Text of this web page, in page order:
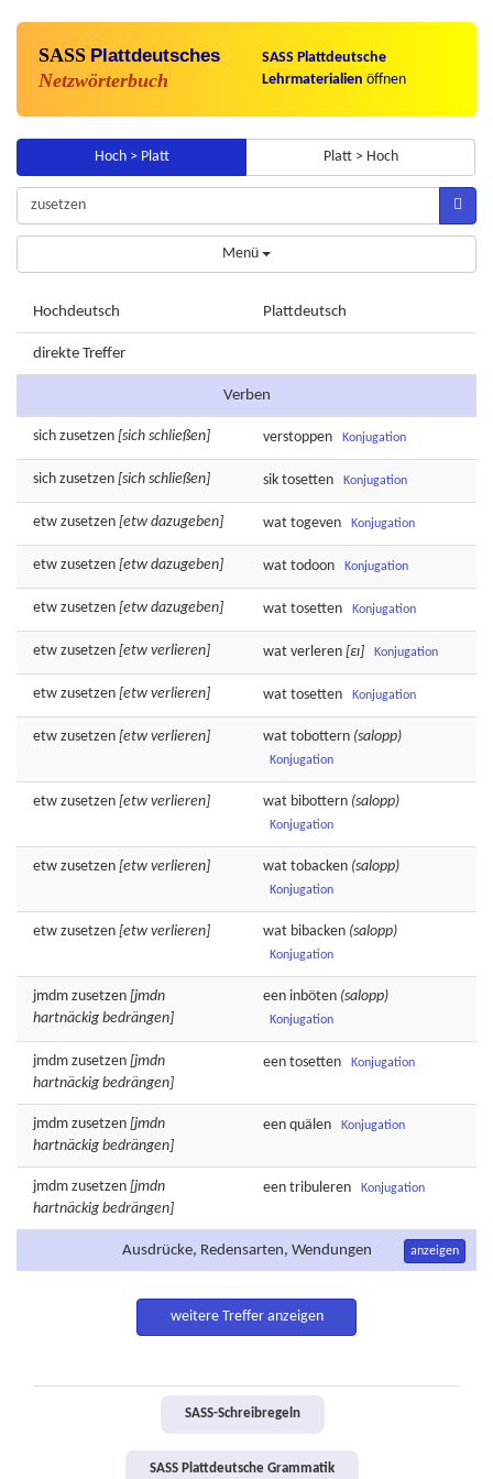
SASS Plattdeutsches
Netzwörterbuch
SASS Plattdeutsche
Lehrmaterialien öffnen
Hoch > Platt Platt > Hoch
Menü
Hochdeutsch Plattdeutsch
direkte Treffer
Verben
sich zusetzen [sich schließen] verstoppen Konjugation
sich zusetzen [sich schließen] sik tosetten Konjugation
etw zusetzen [etw dazugeben] wat togeven Konjugation
etw zusetzen [etw dazugeben] wat todoon Konjugation
etw zusetzen [etw dazugeben] wat tosetten Konjugation
etw zusetzen [etw verlieren] wat verleren [εɪ] Konjugation
etw zusetzen [etw verlieren] wat tosetten Konjugation
etw zusetzen [etw verlieren] wat tobottern (salopp)
Konjugation
etw zusetzen [etw verlieren] wat bibottern (salopp)
Konjugation
etw zusetzen [etw verlieren] wat tobacken (salopp)
Konjugation
etw zusetzen [etw verlieren] wat bibacken (salopp)
Konjugation
jmdm zusetzen [jmdn
hartnäckig bedrängen]
een inböten (salopp)
Konjugation
jmdm zusetzen [jmdn
hartnäckig bedrängen]
een tosetten Konjugation
jmdm zusetzen [jmdn
hartnäckig bedrängen]
een quälen Konjugation
jmdm zusetzen [jmdn
hartnäckig bedrängen]
een tribuleren Konjugation
Ausdrücke, Redensarten, Wendungen anzeigen
weitere Treffer anzeigen
SASS-Schreibregeln
SASS Plattdeutsche Grammatik